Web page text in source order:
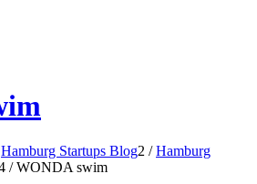
Hamburg Startups Blog2 / Hamburg
/ WONDA swim